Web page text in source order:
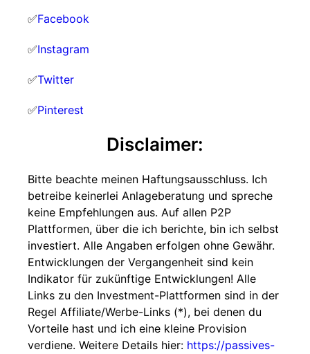
✅Facebook
✅Instagram
✅Twitter
✅Pinterest
Disclaimer:
Bitte beachte meinen Haftungsausschluss. Ich
betreibe keinerlei Anlageberatung und spreche
keine Empfehlungen aus. Auf allen P2P
Plattformen, über die ich berichte, bin ich selbst
investiert. Alle Angaben erfolgen ohne Gewähr.
Entwicklungen der Vergangenheit sind kein
Indikator für zukünftige Entwicklungen! Alle
Links zu den Investment-Plattformen sind in der
Regel Affiliate/Werbe-Links (*), bei denen du
Vorteile hast und ich eine kleine Provision
verdiene. Weitere Details hier: https://passives-